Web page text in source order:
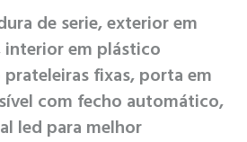
de serie, exterior em
em plástico
fixas, porta em
com fecho automático,
led para melhor